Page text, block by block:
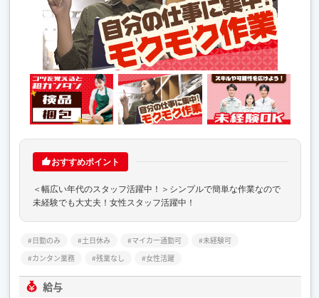
おすすめポイント
＜幅広い年代のスタッフ活躍中！＞シンプルで簡単な作業なので
未経験でも大丈夫！女性スタッフ活躍中！
日勤のみ 土日休み マイカー通勤可
未経験可
カンタン業務
残業なし 女性活躍
給与